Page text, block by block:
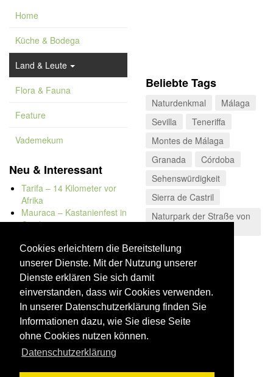
Cookies erleichtern die Bereitstellung
unserer Dienste. Mit der Nutzung unserer
Dienste erklären Sie sich damit
einverstanden, dass wir Cookies verwenden.
In unserer Datenschutzerklärung finden Sie
Informationen dazu, wie Sie diese Seite
ohne Cookies nutzen können.
Datenschutzerklärung
Home
Küche & Bodega
Land & Leute
Flora & Fauna
Feature
Vademekum
Neu & Interessant
Tarifa – 14 Kilometer vor
Afrika
Mauraca – Kastanienfest in
Capileira
Bolonia
Kap Trafalgar
Düne von Bolonia
Beliebte Tags
Naturdenkmal
Málaga
Sevilla
Teneriffa
Montes de Málaga
Granada
Córdoba
Sehenswürdigkeit
Sierra de Castril
Naturpark der Straße von